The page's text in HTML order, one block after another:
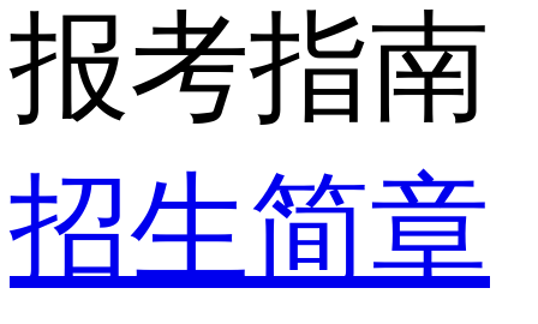
报考指南
招生简章